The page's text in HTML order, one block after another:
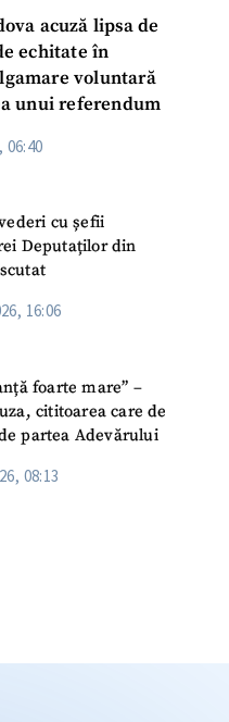
acuză lipsa de
echitate în
voluntară
unui referendum
06:40
cu șefii
Deputaților din
16:06
foarte mare” –
cititoarea care de
partea Adevărului
08:13